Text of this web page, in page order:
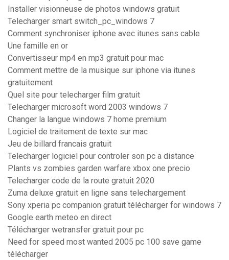
Installer visionneuse de photos windows gratuit
Telecharger smart switch_pc_windows 7
Comment synchroniser iphone avec itunes sans cable
Une famille en or
Convertisseur mp4 en mp3 gratuit pour mac
Comment mettre de la musique sur iphone via itunes
gratuitement
Quel site pour telecharger film gratuit
Telecharger microsoft word 2003 windows 7
Changer la langue windows 7 home premium
Logiciel de traitement de texte sur mac
Jeu de billard francais gratuit
Telecharger logiciel pour controler son pc a distance
Plants vs zombies garden warfare xbox one precio
Telecharger code de la route gratuit 2020
Zuma deluxe gratuit en ligne sans telechargement
Sony xperia pc companion gratuit télécharger for windows 7
Google earth meteo en direct
Télécharger wetransfer gratuit pour pc
Need for speed most wanted 2005 pc 100 save game
télécharger